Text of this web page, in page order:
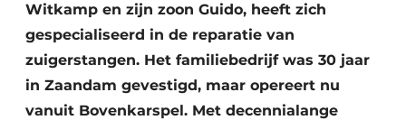
Stofbeheersing
Uitrustingsstukken
Witkamp en zijn zoon Guido, heeft zich
gespecialiseerd in de reparatie van
zuigerstangen. Het familiebedrijf was 30 jaar
in Zaandam gevestigd, maar opereert nu
vanuit Bovenkarspel. Met decennialange